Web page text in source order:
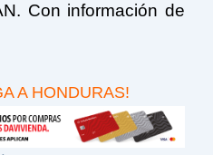
Con información de
A HONDURAS!